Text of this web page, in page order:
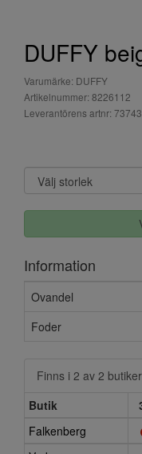
DUFFY
Varumärke: DUFFY
Artikelnummer: 8226112
Leverantörens artnr:
Information
Ovandel
Foder
Finns i 2 av 2 butiker
Butik
Falkenberg